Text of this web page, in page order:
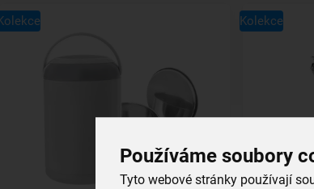
Používáme soubory
Tyto webové stránky používají
Kolekce